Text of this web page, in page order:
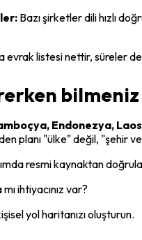
Bazı şirketler dili hızlı
evrak listesi nettir, süreler
Endonezya,
planı "ülke" değil, "şehir
resmi kaynaktan
ihtiyacınız var?
yol haritanızı oluşturun.